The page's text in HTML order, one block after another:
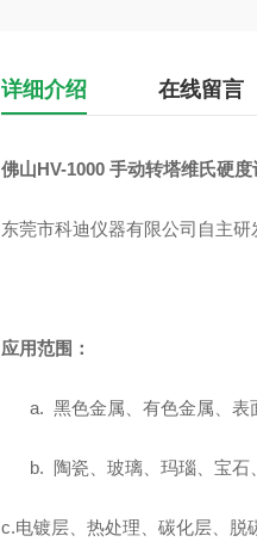
详细介绍 在线留言
佛山HV-1000 手动转塔维氏硬度
东莞市科迪仪器有限公司自主
应用范围：
a. 黑色金属、有色金属、表
b. 陶瓷、玻璃、玛瑙、宝石
c.电镀层、热处理、碳化层、脱